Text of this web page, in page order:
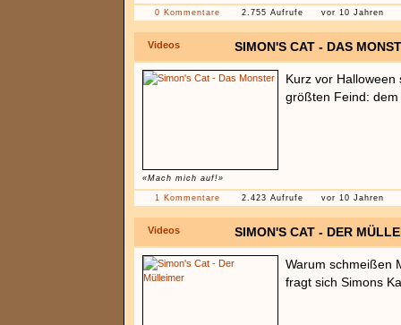
0 Kommentare 2.755 Aufrufe vor 10 Jahren
Videos SIMON'S CAT - DAS
«Mach mich auf!»
Kurz vor Halloween
größten Feind: dem
1 Kommentare 2.423 Aufrufe vor 10 Jahren
Videos SIMON'S CAT - DER
Warum schmeißen
fragt sich Simons